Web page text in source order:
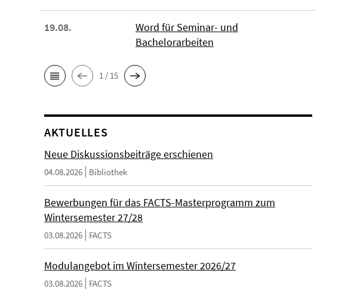
19.08.
Word für Seminar- und
Bachelorarbeiten
1 / 15
AKTUELLES
Neue Diskussionsbeiträge erschienen
04.08.2026 Bibliothek
Bewerbungen für das FACTS-Masterprogramm zum
Wintersemester 27/28
03.08.2026 FACTS
Modulangebot im Wintersemester 2026/27
03.08.2026 FACTS